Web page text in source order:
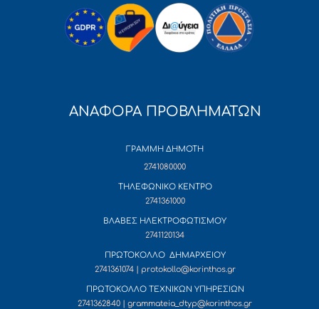
ΑΝΑΦΟΡΑ ΠΡΟΒΛΗΜΑΤΩΝ
ΓΡΑΜΜΗ ΔΗΜΟΤΗ
2741080000
ΤΗΛΕΦΩΝΙΚΟ ΚΕΝΤΡΟ
2741361000
ΒΛΑΒΕΣ ΗΛΕΚΤΡΟΦΩΤΙΣΜΟΥ
2741120134
ΠΡΩΤΟΚΟΛΛΟ ΔΗΜΑΡΧΕΙΟΥ
2741361074 | protokollo@korinthos.gr
ΠΡΩΤΟΚΟΛΛΟ ΤΕΧΝΙΚΩΝ ΥΠΗΡΕΣΙΩΝ
2741362840 | grammateia_dtyp@korinthos.gr